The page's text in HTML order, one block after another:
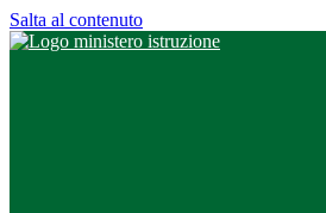
Salta al contenuto